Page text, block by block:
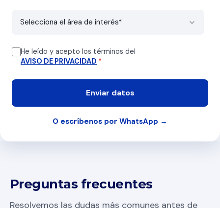
He leído y acepto los términos del
AVISO DE PRIVACIDAD *
O escríbenos por WhatsApp →
Preguntas frecuentes
Resolvemos las dudas más comunes antes de